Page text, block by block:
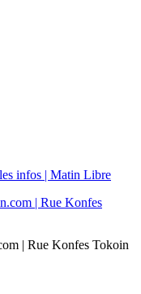
infos | Matin Libre
| Rue Konfes Tokoin